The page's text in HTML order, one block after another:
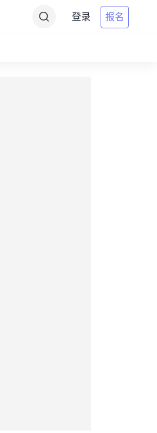
登录 报名